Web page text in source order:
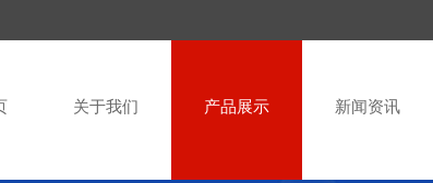
关于我们 产品展示 新闻资讯